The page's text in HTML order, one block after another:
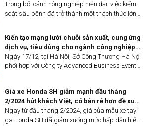
Trong bối cảnh nông nghiệp hiện đại, việc kiểm
soát sâu bệnh đã trở thành một thách thức lớn
lượng nông sản. Để đối phó với tình trạng sâu
bệnh gây tổn thất từ 20% đến 40% sản lượng
cây trồng toàn cầu mỗi năm, Tổ chức Lương
thực và Nông nghiệp Liên Hợp Quốc (FAO)
khuyến nghị các giải pháp hiệu quả và bền
giải pháp hàng đầu cho nông dân, với công thức
tiên tiến giúp kiểm soát sâu bệnh một cách toàn
diện, nhanh chóng và thân thiện với môi trường,
góp phần bảo vệ mùa màng và đảm bảo an ninh
Kiến tạo mạng lưới chuỗi sản xuất, cung ứng
dịch vụ, tiêu dùng cho ngành công nghiệp
hàng không
Ngày 17/12, tại Hà Nội, Sở Công Thương Hà Nội
phối hợp với Công ty Advanced Business Events
Forum 2024).
Giá xe Honda SH giảm mạnh đầu tháng
2/2024 hút khách Việt, có bản rẻ hơn đề xuất
tới 24 triệu đồng
Ngay từ đầu tháng 2/2024, giá của mẫu xe tay
ga Honda SH đã giảm xuống mức hấp dẫn hiếm